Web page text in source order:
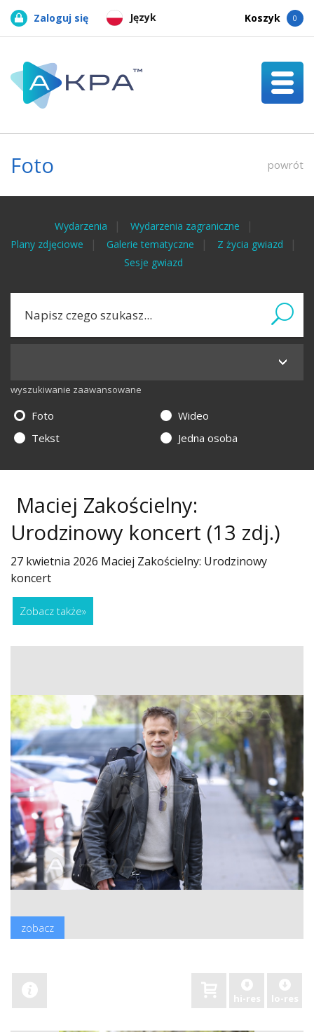
Język
Zaloguj się Koszyk 0
Foto powrót
Wydarzenia
Wydarzenia zagraniczne
Plany zdjęciowe
Galerie tematyczne
Z życia gwiazd
Sesje gwiazd
wyszukiwanie zaawansowane
Foto
Wideo
Tekst
Jedna osoba
Maciej Zakościelny:
Urodzinowy koncert (13 zdj.)
27 kwietnia 2026 Maciej Zakościelny: Urodzinowy
koncert
Zobacz także»
zobacz
hi-res lo-res